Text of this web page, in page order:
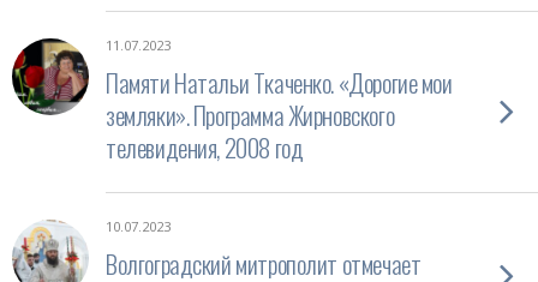
11.07.2023
Памяти Натальи Ткаченко. «Дорогие мои
земляки». Программа Жирновского
телевидения, 2008 год
10.07.2023
Волгоградский митрополит отмечает